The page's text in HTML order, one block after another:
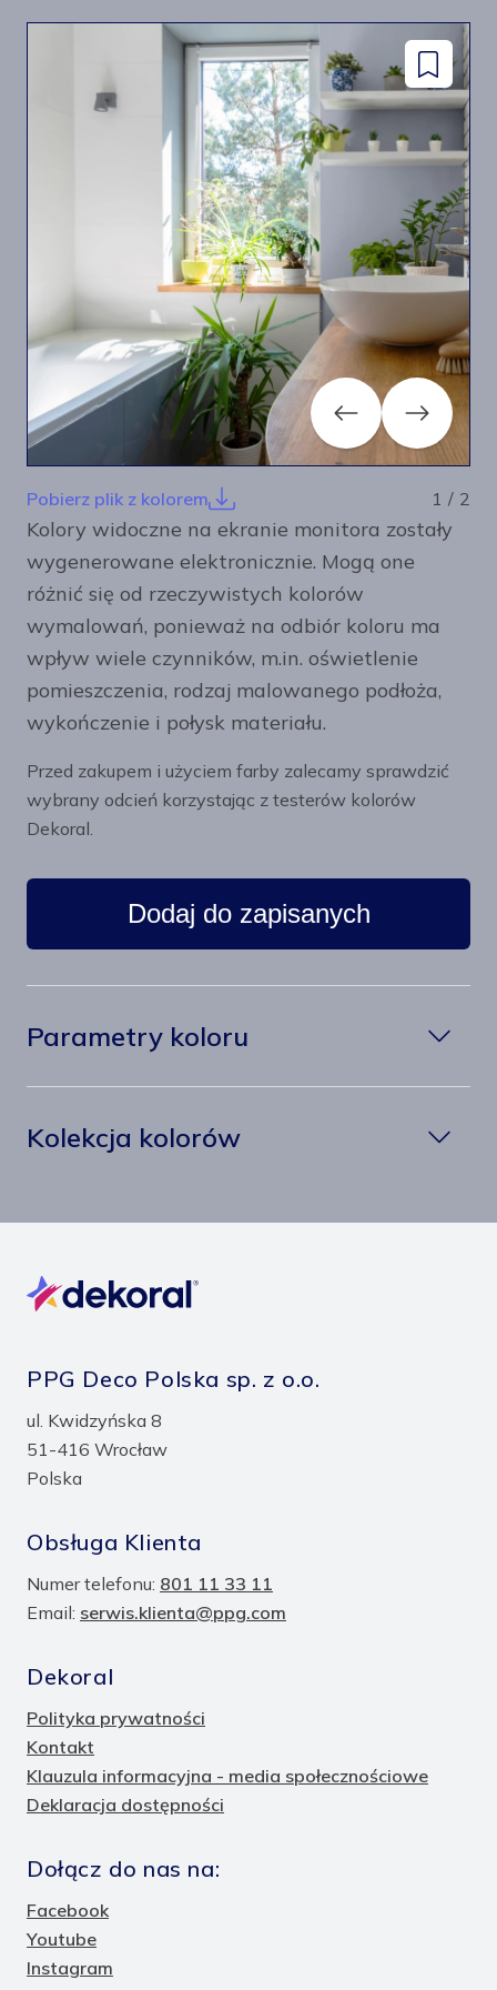
facebookinstagram
pinterestyoutube
Dodaj
do
Previous Next
Pobierz plik z kolorem 1 / 2
Kolory widoczne na ekranie monitora zostały
wygenerowane elektronicznie. Mogą one
różnić się od rzeczywistych kolorów
wymalowań, ponieważ na odbiór koloru ma
wpływ wiele czynników, m.in. oświetlenie
pomieszczenia, rodzaj malowanego podłoża,
wykończenie i połysk materiału.
Przed zakupem i użyciem farby zalecamy sprawdzić
wybrany odcień korzystając z testerów kolorów
Dekoral.
Dodaj do zapisanych
Parametry koloru
Kolekcja kolorów
PPG Deco Polska sp. z o.o.
ul. Kwidzyńska 8
51-416 Wrocław
Polska
Obsługa Klienta
Numer telefonu: 801 11 33 11
Email: serwis.klienta@ppg.com
Dekoral
Polityka prywatności
Kontakt
Klauzula informacyjna - media społecznościowe
Deklaracja dostępności
Dołącz do nas na:
Facebook
Youtube
Instagram